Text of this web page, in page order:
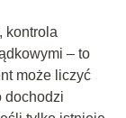
kontrola
– to
może liczyć
dochodzi